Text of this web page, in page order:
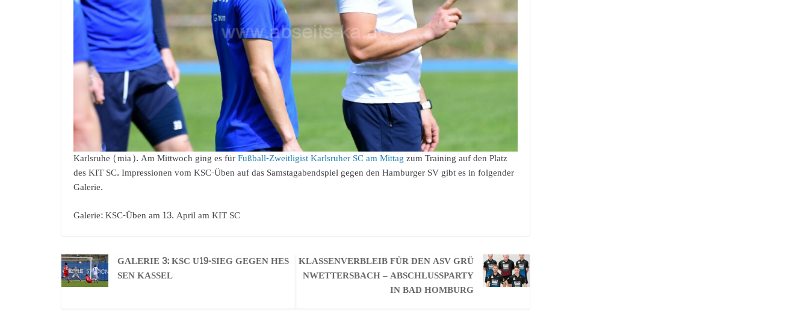
Karlsruhe (mia). Am Mittwoch ging es fürFußball-Zweitligist Karlsruher SC am Mittagzum Training auf den Platz
des KIT SC. Impressionen vom KSC-Üben auf das Samstagabendspiel gegen den Hamburger SV gibt es in folgender
Galerie.
Galerie: KSC-Üben am 13. April am KIT SC
GALERIE 3: KSC U19-SIEG GEGEN HES
SEN KASSEL
KLASSENVERBLEIB FÜR DEN ASV GRÜ
NWETTERSBACH – ABSCHLUSSPARTY
IN BAD HOMBURG